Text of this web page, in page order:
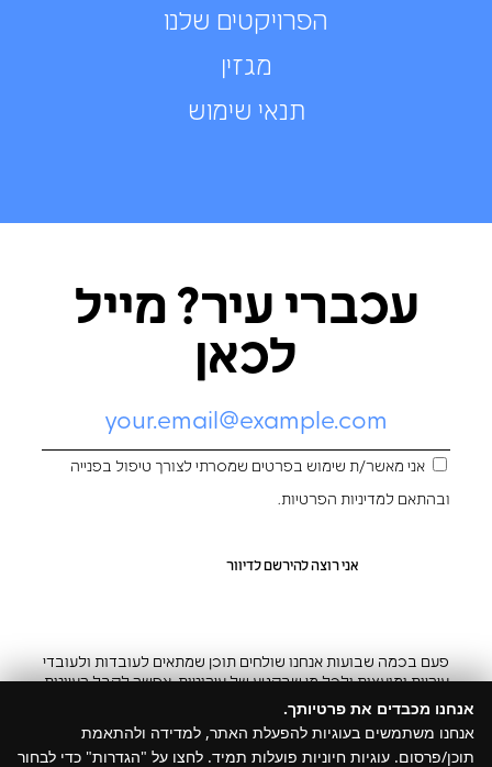
הפרויקטים שלנו
מגזין
תנאי שימוש
עכברי עיר? מייל
לכאן
אני מאשר/ת שימוש בפרטים שמסרתי לצורך טיפול בפנייה
ובהתאם למדיניות הפרטיות.
פעם בכמה שבועות אנחנו שולחים תוכן שמתאים לעובדות ולעובדי
עיריות ומועצות ולכל מי שבקטע של עירוניות. אפשר לקבל רעיונות
אנחנו מכבדים את פרטיותך.
אנחנו משתמשים בעוגיות להפעלת האתר, למדידה ולהתאמת
תוכן/פרסום. עוגיות חיוניות פועלות תמיד. לחצו על "הגדרות" כדי לבחור